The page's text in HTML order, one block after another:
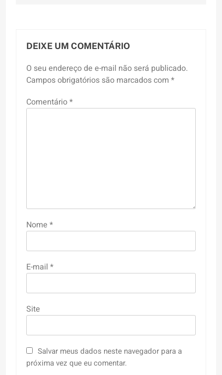
DEIXE UM COMENTÁRIO
O seu endereço de e-mail não será publicado.
Campos obrigatórios são marcados com *
Comentário*
Nome *
E-mail *
Site
Salvar meus dados neste navegador para a
próxima vez que eu comentar.